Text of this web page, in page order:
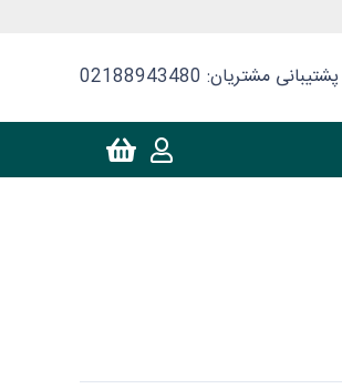
پشتیبانی مشتریان: 02188943480